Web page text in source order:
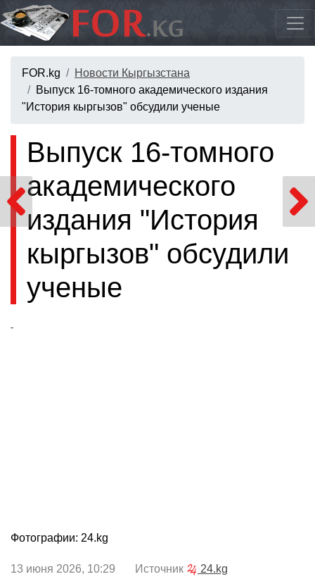
FOR.kg
Новости Кыргызстана
Выпуск 16-томного академического издания
"История кыргызов" обсудили ученые
Выпуск 16-томного
академического
издания "История
кыргызов" обсудили
ученые
Фотографии: 24.kg
13 июня 2026, 10:29 Источник
24.kg